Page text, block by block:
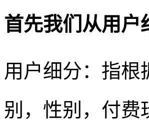
首先我们从用户
用户细分：指
别，性别，付费